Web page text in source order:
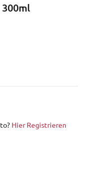
Hier Registrieren